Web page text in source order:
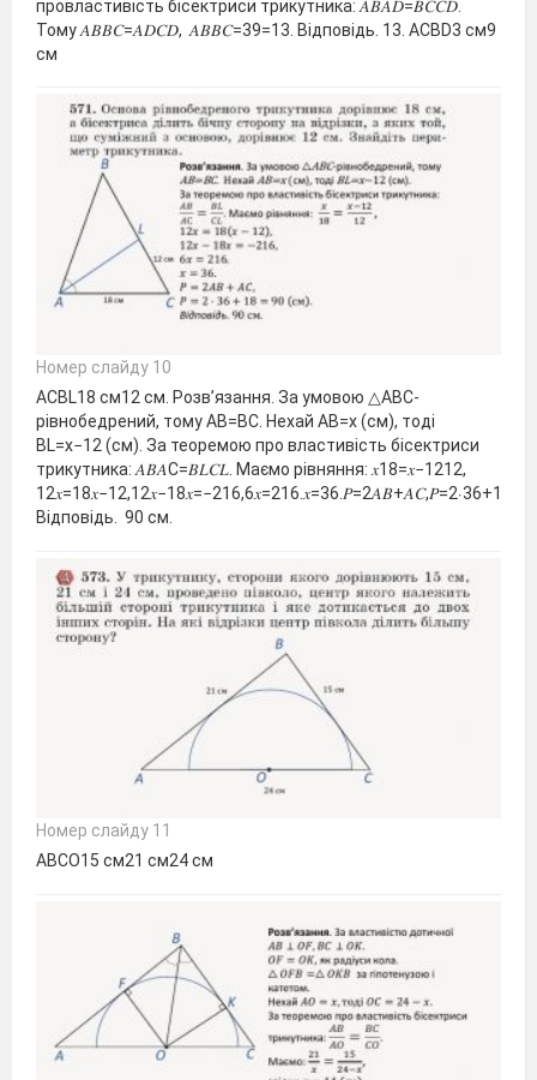
провластивість бісектриси трикутника: 𝐴𝐵𝐴𝐷=𝐵𝐶𝐶𝐷.
Тому 𝐴𝐵𝐵𝐶=𝐴𝐷𝐶𝐷, 𝐴𝐵𝐵𝐶=39=13. Відповідь. 13. АCBD3 см9
см
Номер слайду 10
АCBL18 см12 см. Розв’язання. За умовою △АВС-
рівнобедрений, тому АВ=ВС. Нехай АВ=х (см), тоді
BL=x−12 (см). За теоремою про властивість бісектриси
трикутника: 𝐴𝐵𝐴С=𝐵𝐿𝐶𝐿. Маємо рівняння: 𝑥18=𝑥−1212,
Відповідь. 90 см.
Номер слайду 11
АВСО15 см21 см24 см